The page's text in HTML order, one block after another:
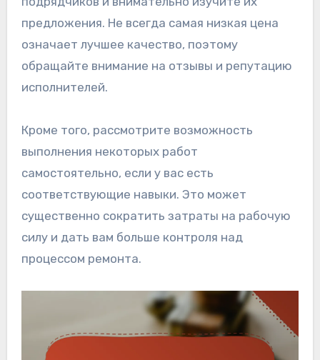
предложения. Не всегда самая низкая цена
означает лучшее качество, поэтому
обращайте внимание на отзывы и репутацию
исполнителей.
Кроме того, рассмотрите возможность
выполнения некоторых работ
самостоятельно, если у вас есть
соответствующие навыки. Это может
существенно сократить затраты на рабочую
силу и дать вам больше контроля над
процессом ремонта.